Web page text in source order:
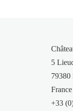
5
79380
France
+33